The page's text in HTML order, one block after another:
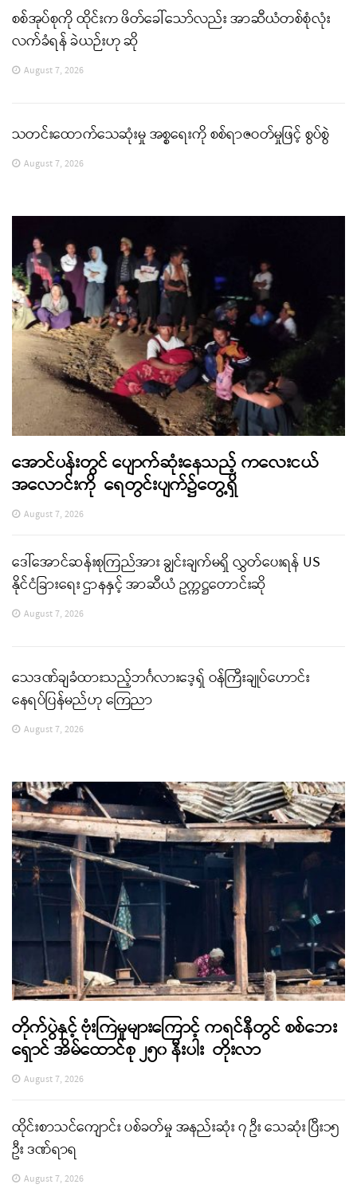
စစ်အုပ်စုကို ထိုင်းက ဖိတ်ခေါ်သော်လည်း အာဆီယံတစ်စုံလုံး
လက်ခံရန် ခဲယဉ်းဟု ဆို
August 7, 2026
သတင်းထောက်သေဆုံးမှု အစ္စရေးကို စစ်ရာဇဝတ်မှုဖြင့် စွပ်စွဲ
August 7, 2026
အောင်ပန်းတွင် ပျောက်ဆုံးနေသည့် ကလေးငယ်
အလောင်းကို ရေတွင်းပျက်၌တွေ့ရှိ
August 7, 2026
ဒေါ်အောင်ဆန်းစုကြည်အား ချွင်းချက်မရှိ လွှတ်ပေးရန် US
နိုင်ငံခြားရေး ဌာနနှင့် အာဆီယံ ဥက္ကဋ္ဌတောင်းဆို
August 7, 2026
သေဒဏ်ချခံထားသည့်ဘင်္ဂလားဒေ့ရှ် ဝန်ကြီးချုပ်ဟောင်း
နေရပ်ပြန်မည်ဟု ကြေညာ
August 7, 2026
တိုက်ပွဲနှင့် ဗုံးကြဲမှုများကြောင့် ကရင်နီတွင် စစ်ဘေး
ရှောင် အိမ်ထောင်စု ၂၅၀ နီးပါး တိုးလာ
August 7, 2026
ထိုင်းစာသင်ကျောင်း ပစ်ခတ်မှု အနည်းဆုံး ၇ ဦး သေဆုံး ပြီး၁၅
ဦး ဒဏ်ရာရ
August 7, 2026